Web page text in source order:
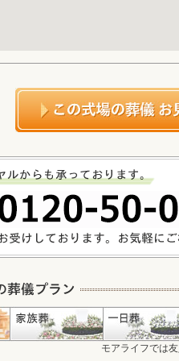
モアライフでは